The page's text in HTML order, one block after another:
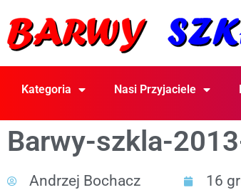
Kategoria Nasi Przyjaciele
Barwy-szkla-
Andrzej Bochacz 16